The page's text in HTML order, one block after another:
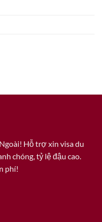
Hỗ trợ xin visa du
chóng, tỷ lệ đậu cao.
phí!